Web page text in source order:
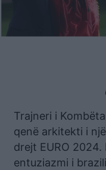
Trajneri i
qenë arkitekti i
drejt EURO
entuziazmi i